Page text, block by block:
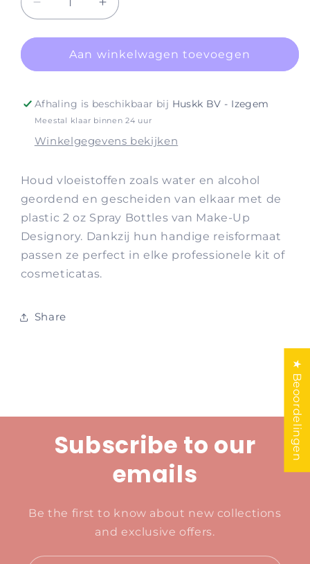
Aantal
verlagen
voor
Accessories
Empty
Spray
Bottle
Aantal
verhogen
voor
Accessories
Empty
Spray
Bottle
Aan winkelwagen toevoegen
Afhaling is beschikbaar bij Huskk BV - Izegem
Meestal klaar binnen 24 uur
Winkelgegevens bekijken
Houd vloeistoffen zoals water en alcohol
geordend en gescheiden van elkaar met de
plastic 2 oz Spray Bottles van Make-Up
Designory. Dankzij hun handige reisformaat
passen ze perfect in elke professionele kit of
cosmeticatas.
Share
Subscribe to our
emails
Be the first to know about new collections
and exclusive offers.
★ Beoordelingen